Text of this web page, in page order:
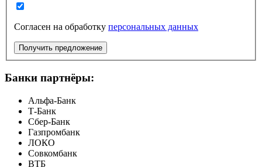
Согласен на обработку персональных данных
Получить предложение
Банки партнёры:
Альфа-Банк
Т-Банк
Сбер-Банк
Газпромбанк
ЛОКО
Совкомбанк
ВТБ